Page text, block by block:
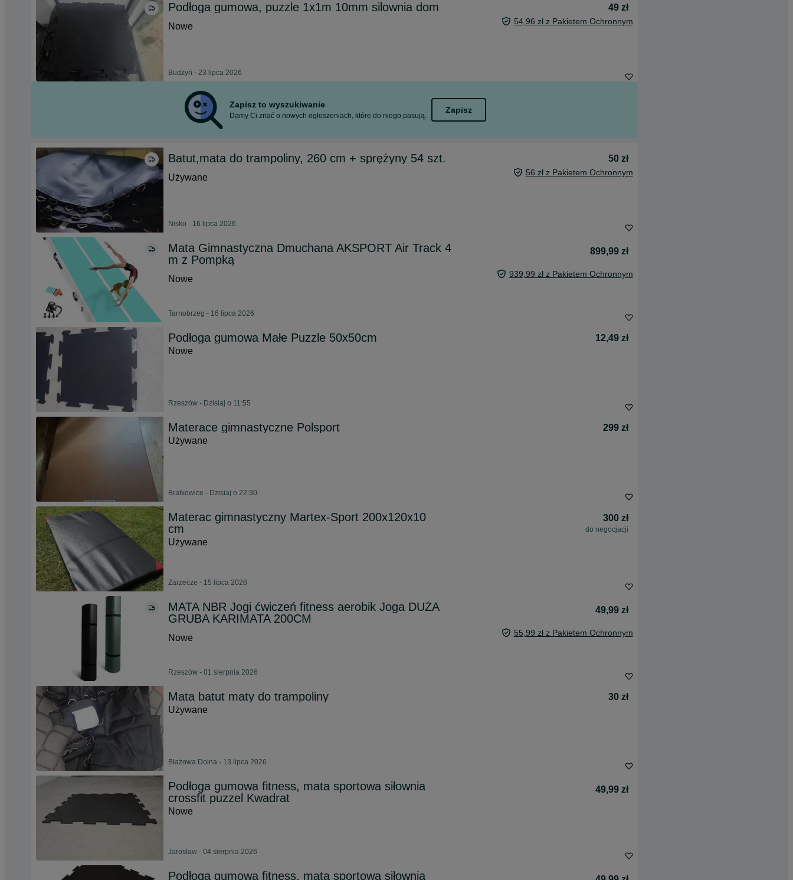
Podłoga gumowa, puzzle 1x1m 10mm silownia dom
49 zł
Nowe
54,96 zł z Pakietem Ochronnym
Budzyń - 23 lipca 2026
Zapisz to wyszukiwanie
Damy Ci znać o nowych ogłoszeniach, które do niego pasują.
Zapisz
Batut,mata do trampoliny, 260 cm + sprężyny 54 szt.
50 zł
Używane
56 zł z Pakietem Ochronnym
Nisko - 16 lipca 2026
Mata Gimnastyczna Dmuchana AKSPORT Air Track 4
m z Pompką
899,99 zł
Nowe 939,99 zł z Pakietem Ochronnym
Tarnobrzeg - 16 lipca 2026
Podłoga gumowa Małe Puzzle 50x50cm
12,49 zł
Nowe
Rzeszów - Dzisiaj o 11:55
Materace gimnastyczne Polsport
299 zł
Używane
Bratkowice - Dzisiaj o 22:30
Materac gimnastyczny Martex-Sport 200x120x10
cm
300 zł
do negocjacji
Używane
Zarzecze - 15 lipca 2026
MATA NBR Jogi ćwiczeń fitness aerobik Joga DUŻA
GRUBA KARIMATA 200CM
49,99 zł
Nowe 55,99 zł z Pakietem Ochronnym
Rzeszów - 01 sierpnia 2026
Mata batut maty do trampoliny
30 zł
Używane
Błażowa Dolna - 13 lipca 2026
Podłoga gumowa fitness, mata sportowa siłownia
crossfit puzzel Kwadrat
49,99 zł
Nowe
Jarosław - 04 sierpnia 2026
Podłoga gumowa fitness, mata sportowa siłownia